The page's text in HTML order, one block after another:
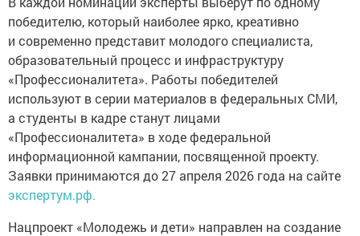
победителю, который наиболее ярко, креативно
и современно представит молодого специалиста,
образовательный процесс и инфраструктуру
«Профессионалитета». Работы победителей
используют в серии материалов в федеральных СМИ,
а студенты в кадре станут лицами
«Профессионалитета» в ходе федеральной
информационной кампании, посвященной проекту.
Заявки принимаются до 27 апреля 2026 года на сайте
экспертум.рф.
Нацпроект «Молодежь и дети» направлен на создание